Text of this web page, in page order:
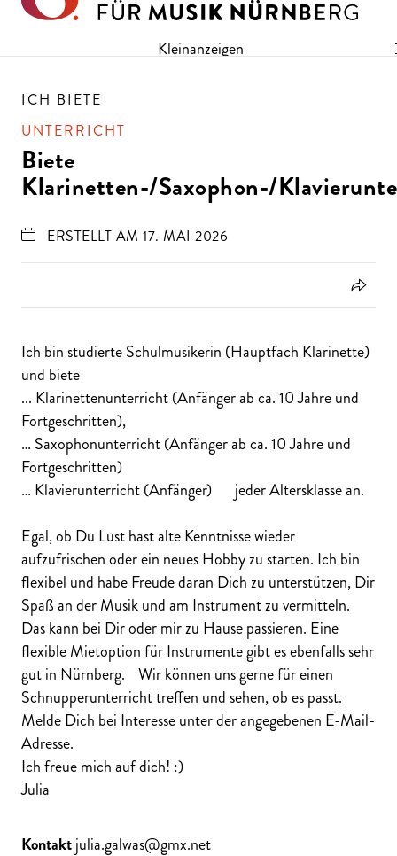
Direkt zu den Inhalten springen
Kleinanzeigen
ICH BIETE
UNTERRICHT
Biete
Klarinetten-/Saxophon-/
ERSTELLT AM 17. MAI 2026
Ich bin studierte Schulmusikerin (Hauptfach Klarinette)
und biete
... Klarinettenunterricht (Anfänger ab ca. 10 Jahre und
Fortgeschritten),
… Saxophonunterricht (Anfänger ab ca. 10 Jahre und
Fortgeschritten)
… Klavierunterricht (Anfänger) jeder Altersklasse an.
Egal, ob Du Lust hast alte Kenntnisse wieder
aufzufrischen oder ein neues Hobby zu starten. Ich bin
flexibel und habe Freude daran Dich zu unterstützen, Dir
Spaß an der Musik und am Instrument zu vermitteln.
Das kann bei Dir oder mir zu Hause passieren. Eine
flexible Mietoption für Instrumente gibt es ebenfalls sehr
gut in Nürnberg. Wir können uns gerne für einen
Schnupperunterricht treffen und sehen, ob es passt.
Melde Dich bei Interesse unter der angegebenen E-Mail-
Adresse.
Ich freue mich auf dich! :)
Julia
Kontaktjulia.galwas@gmx.net